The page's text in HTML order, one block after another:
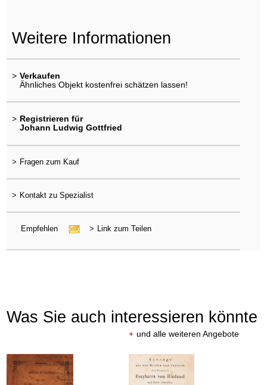
Weitere Informationen
> Verkaufen
Ähnliches Objekt kostenfrei schätzen lassen!
> Registrieren für
Johann Ludwig Gottfried
> Fragen zum Kauf
> Kontakt zu Spezialist
Empfehlen > Link zum Teilen
Was Sie auch interessieren könnte
+ und alle weiteren Angebote